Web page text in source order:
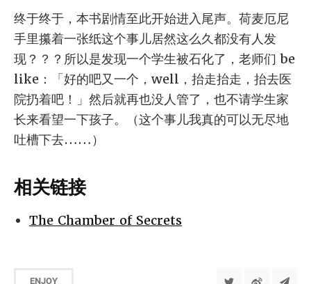
终于终于，本书剧情至此开始进入尾声。荷麦厄尼
手里攥着一张纸这个事儿居然这么久都没有人发
现？？？所以是发现一个学生被石化了，老师们 be
like：「好的吧又一个，well，抬走抬走，抬去医
院扔着吧！」然后就再也没人管了，也不请学生家
长来看望一下孩子。（这个事儿我真的可以无尽地
吐槽下去……）
相关链接
The Chamber of Secrets
ENJOY